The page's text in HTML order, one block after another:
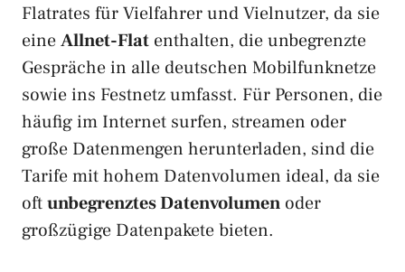
Flatrates für Vielfahrer und Vielnutzer, da sie
eineAllnet-Flat enthalten, die unbegrenzte
Gespräche in alle deutschen Mobilfunknetze
sowie ins Festnetz umfasst. Für Personen, die
häufig im Internet surfen, streamen oder
große Datenmengen herunterladen, sind die
Tarife mit hohem Datenvolumen ideal, da sie
oftunbegrenztes Datenvolumen oder
großzügige Datenpakete bieten.